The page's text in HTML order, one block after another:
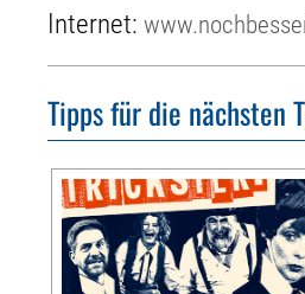
Internet:
Tipps für die nächsten